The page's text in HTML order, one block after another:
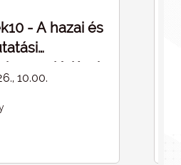
- A hazai és
-
10.00.